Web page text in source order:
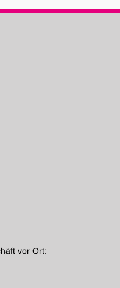
vor Ort: